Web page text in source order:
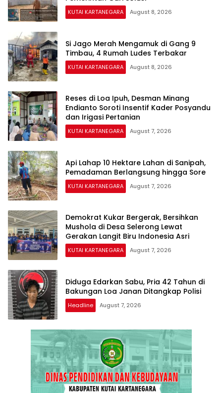
KUTAI KARTANEGARA August 8, 2026
Si Jago Merah Mengamuk di Gang 9
Timbau, 4 Rumah Ludes Terbakar
KUTAI KARTANEGARA August 8, 2026
Reses di Loa Ipuh, Desman Minang
Endianto Soroti Insentif Kader Posyandu
dan Irigasi Pertanian
KUTAI KARTANEGARA August 7, 2026
Api Lahap 10 Hektare Lahan di Sanipah,
Pemadaman Berlangsung hingga Sore
KUTAI KARTANEGARA August 7, 2026
Demokrat Kukar Bergerak, Bersihkan
Mushola di Desa Selerong Lewat
Gerakan Langit Biru Indonesia Asri
KUTAI KARTANEGARA August 7, 2026
Diduga Edarkan Sabu, Pria 42 Tahun di
Bakungan Loa Janan Ditangkap Polisi
Headline August 7, 2026